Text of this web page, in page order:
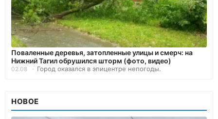
Поваленные деревья, затопленные улицы и смерч: на
Нижний Тагил обрушился шторм (фото, видео)
02.08 Город оказался в эпицентре непогоды.
НОВОЕ